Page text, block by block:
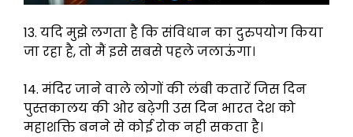
13. यदि मुझे लगता है कि संविधान का दुरुपयोग किया
जा रहा है, तो मैं इसे सबसे पहले जलाऊंगा।
14. मंदिर जाने वाले लोगों की लंबी कतारें जिस दिन
पुस्तकालय की ओर बढ़ेगी उस दिन भारत देश को
महाशक्ति बनने से कोई रोक नही सकता है।